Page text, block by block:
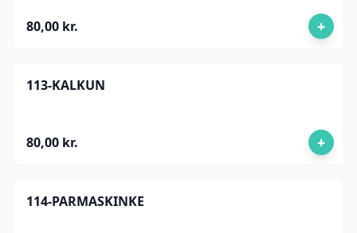
80,00 kr. +
113-KALKUN
80,00 kr. +
114-PARMASKINKE